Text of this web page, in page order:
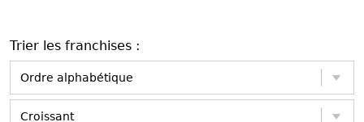
Trier les franchises :